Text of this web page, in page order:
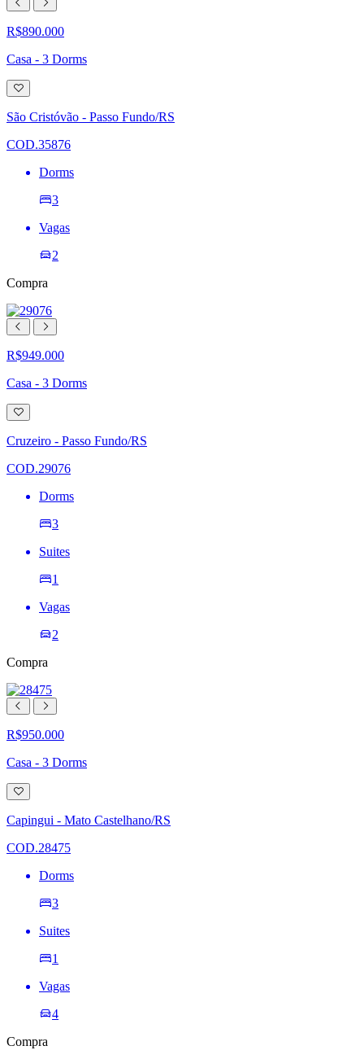
R$890.000
Casa - 3 Dorms
Adicionar
à
lista
de
São Cristóvão - Passo Fundo/RS
COD.35876
Dorms
3
Vagas
2
Compra
R$949.000
Casa - 3 Dorms
Adicionar
à
lista
de
Cruzeiro - Passo Fundo/RS
COD.29076
Dorms
3
Suites
1
Vagas
2
Compra
R$950.000
Casa - 3 Dorms
Adicionar
à
lista
de
Capingui - Mato Castelhano/RS
COD.28475
Dorms
3
Suites
1
Vagas
4
Compra